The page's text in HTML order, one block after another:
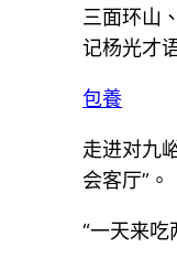
三面环山
记杨光才
包養
走进对九
会客厅”。
“一天来